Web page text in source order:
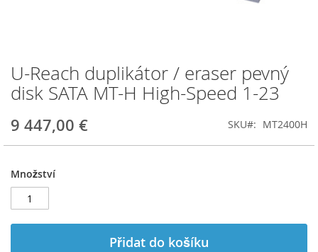
U-Reach duplikátor / eraser pevný
disk SATA MT-H High-Speed 1-23
9 447,00 € SKU MT2400H
Množství
Přidat do košíku
Přeskočit
na
začátek
s